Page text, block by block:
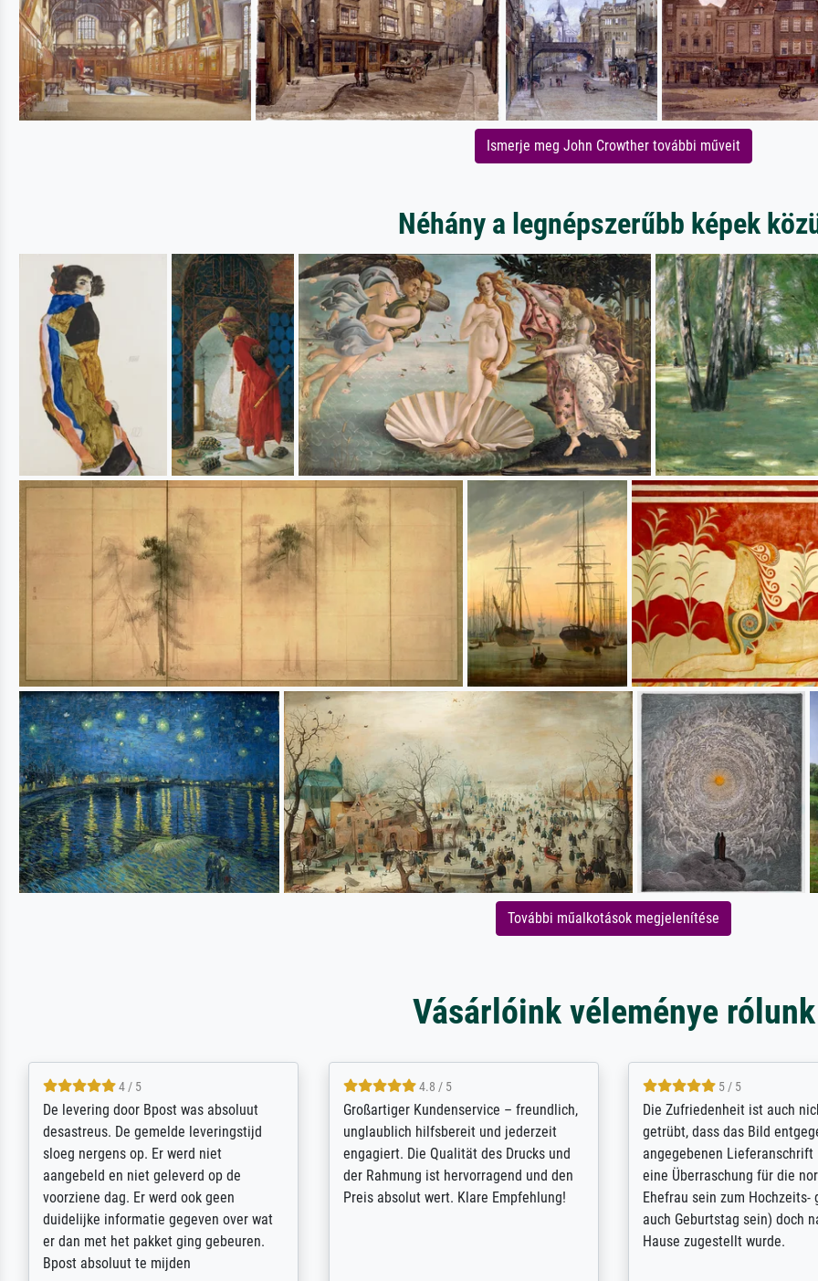
Ismerje meg John Crowther további műveit
Néhány a legnépszerűbb képek
További műalkotások megjelenítése
Vásárlóink véleménye rólunk
5 / 5
Sehr gute Qualität des Leinwanddrucks
und des Rahmens! Unser Bild wurde
sehr sorgfältig und sicher verpackt, so
dass es unbeschadet bei uns ankam. Es
wird nicht unser letzter Meisterdruck
sein. Vielen Dank!
5 / 5
Für ein Erinnerungsbuch mit der
Feldpost meines Großvaters aus dem 1.
Weltkrieg benötigte ich ein
ausdrucksvolles Bild. Das habe ich bei
Ihnen gefunden. Bei der Auswahl der
4.8 / 5
Hervorragende Qualität.
vieles anpassen lassen, wie
Randentfernung, Farbe,
Kontrast und Weiteres. Sehr
Kontaktperson per Mail. Das
Kunstdruck) wurde sehr gut
sehr starke Papprolle mit